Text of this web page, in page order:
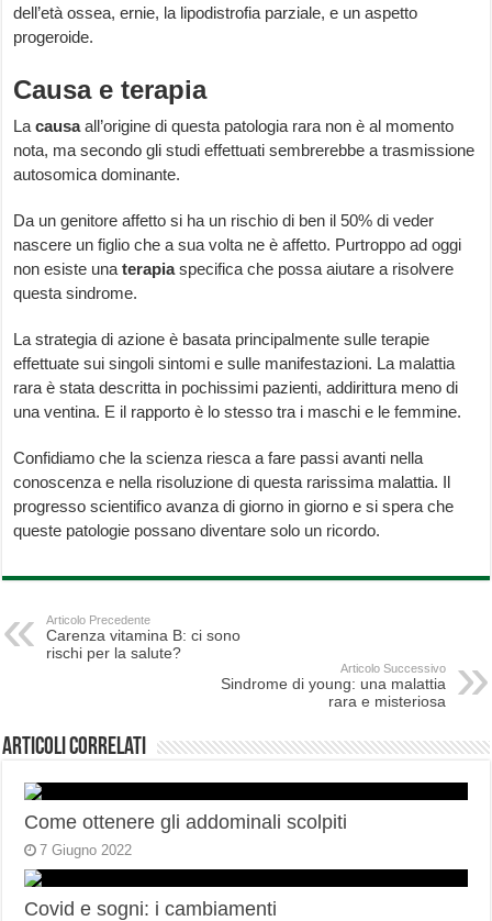
dell’età ossea, ernie, la lipodistrofia parziale, e un aspetto
progeroide.
Causa e terapia
Lacausaall’origine di questa patologia rara non è al momento
nota, ma secondo gli studi effettuati sembrerebbe a trasmissione
autosomica dominante.
Da un genitore affetto si ha un rischio di ben il 50% di veder
nascere un figlio che a sua volta ne è affetto. Purtroppo ad oggi
non esiste unaterapiaspecifica che possa aiutare a risolvere
questa sindrome.
La strategia di azione è basata principalmente sulle terapie
effettuate sui singoli sintomi e sulle manifestazioni. La malattia
rara è stata descritta in pochissimi pazienti, addirittura meno di
una ventina. E il rapporto è lo stesso tra i maschi e le femmine.
Confidiamo che la scienza riesca a fare passi avanti nella
conoscenza e nella risoluzione di questa rarissima malattia. Il
progresso scientifico avanza di giorno in giorno e si spera che
queste patologie possano diventare solo un ricordo.
Articolo Precedente
Carenza vitamina B: ci sono
rischi per la salute?
Articolo Successivo
Sindrome di young: una malattia
rara e misteriosa
Articoli correlati
Come ottenere gli addominali scolpiti
7 Giugno 2022
Covid e sogni: i cambiamenti